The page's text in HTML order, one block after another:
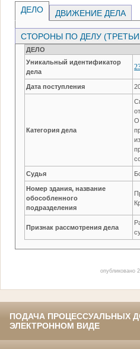
ДЕЛО ДВИЖЕНИЕ ДЕЛА
СТОРОНЫ ПО ДЕЛУ
ДЕЛО
Уникальный идентификатор
дела
Дата поступления
Категория дела
О
Судья
Номер здания, название
обособленного
подразделения
Признак рассмотрения дела
опубликовано
ПОДАЧА ПРОЦЕССУАЛЬНЫХ
ЭЛЕКТРОННОМ ВИДЕ